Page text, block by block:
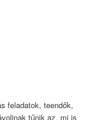
feladatok, teendők,
tűnik az, mi is